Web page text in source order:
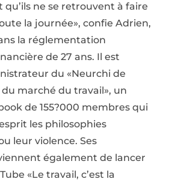
qu’ils ne se retrouvent à faire
la journée», confie Adrien,
la réglementation
de 27 ans. Il est
du «Neurchi de
marché du travail», un
de 155?000 membres qui
les philosophies
leur violence. Ses
également de lancer
«Le travail, c’est la